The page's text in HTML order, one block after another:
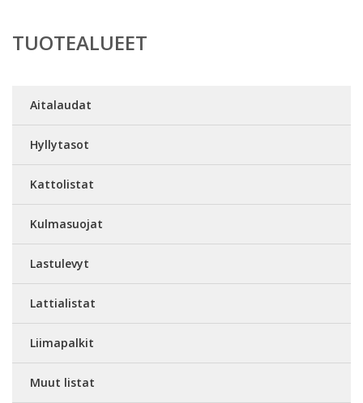
TUOTEALUEET
Aitalaudat
Hyllytasot
Kattolistat
Kulmasuojat
Lastulevyt
Lattialistat
Liimapalkit
Muut listat